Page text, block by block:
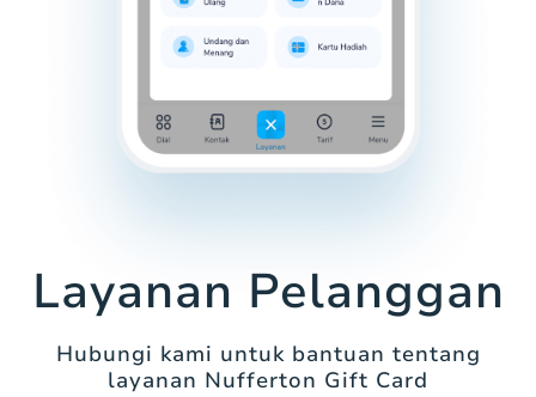
Layanan Pelanggan
Hubungi kami untuk bantuan tentang
layanan Nufferton Gift Card